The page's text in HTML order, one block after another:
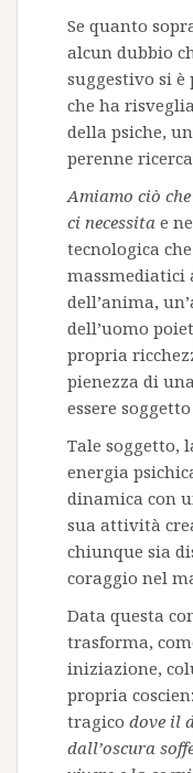
Se quanto
alcun dubbio
suggestivo si è
che ha
della psiche,
perenne
Amiamo ciò
ci necessita e
tecnologica
massmediatici
dell’anima,
dell’uomo
propria
pienezza di
essere
Tale soggetto,
energia
dinamica con
sua attività
chiunque sia
coraggio nel
Data questa
trasforma,
iniziazione,
propria
tragico dove il
dall’oscura